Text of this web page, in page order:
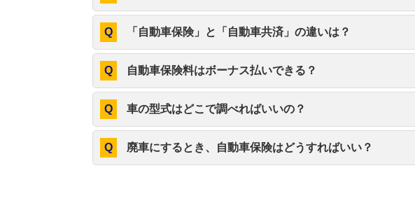
「自動車保険」と「自動車共済」の違いは？
自動車保険料はボーナス払いできる？
車の型式はどこで調べればいいの？
廃車にするとき、自動車保険はどうすればいい？